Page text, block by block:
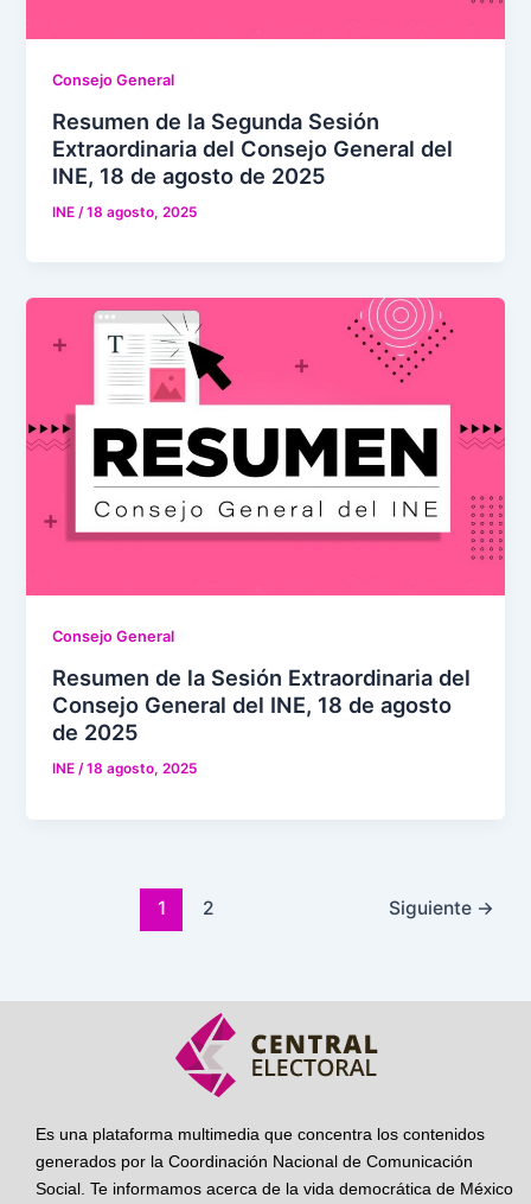
Consejo General
Resumen de la Segunda Sesión
Extraordinaria del Consejo General del
INE, 18 de agosto de 2025
INE /18 agosto, 2025
Consejo General
Resumen de la Sesión Extraordinaria del
Consejo General del INE, 18 de agosto
de 2025
INE/18 agosto, 2025
1 2 Siguiente →
Es una plataforma multimedia que concentra los contenidos
generados por la Coordinación Nacional de Comunicación
Social. Te informamos acerca de la vida democrática de México